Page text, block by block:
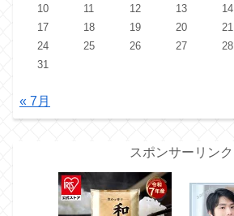
10
11 12 13 14
17
18 19 20 21
24
25 26 27 28
31
« 7月
スポンサーリンク